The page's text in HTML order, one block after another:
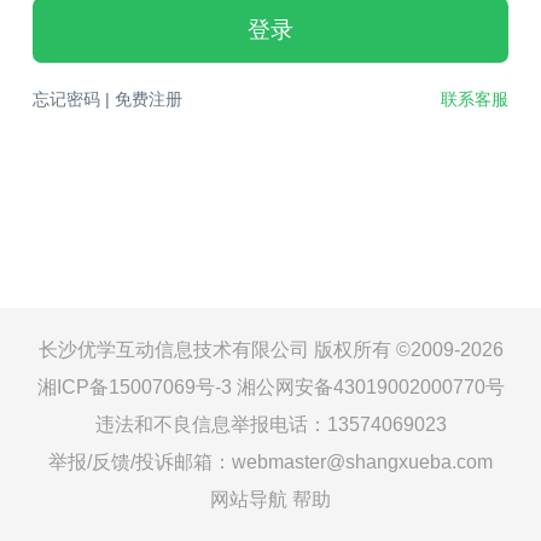
登录
忘记密码| 免费注册 联系客服
长沙优学互动信息技术有限公司 版权所有 ©2009-2026
湘ICP备15007069号-3 湘公网安备43019002000770号
违法和不良信息举报电话：13574069023
举报/反馈/投诉邮箱：webmaster@shangxueba.com
网站导航 帮助